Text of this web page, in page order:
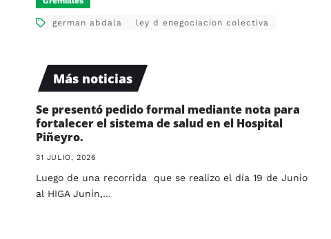
german abdala ley d enegociacion colectiva
Más noticias
Se presentó pedido formal mediante nota para
fortalecer el sistema de salud en el Hospital
Piñeyro.
31 JULIO, 2026
Luego de una recorrida que se realizo el día 19 de Junio
al HIGA Junín,…